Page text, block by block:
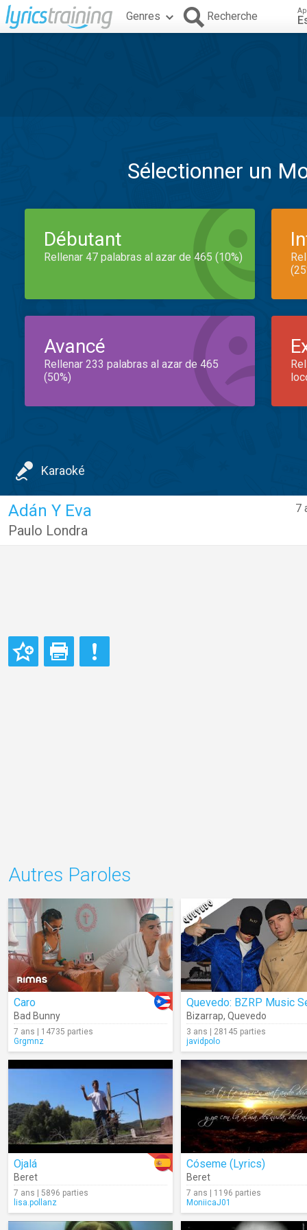
Genres Recherche
Sélectionner un
Débutant
Rellenar 47 palabras al azar de 465 (10%)
Avancé
Rellenar 233 palabras al azar de 465
(50%)
Karaoké
7
Adán Y Eva
Paulo Londra
Autres Paroles
Caro
Bad Bunny
7 ans | 14735 parties
Grgmnz
Bizarrap, Quevedo
3 ans | 28145 parties
javidpolo
Ojalá
Beret
7 ans | 5896 parties
lisa.pollanz
Cóseme (Lyrics)
Beret
7 ans | 1196 parties
MoniicaJ01